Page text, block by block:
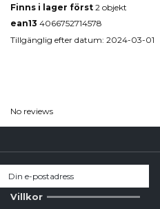
Finns i lager först 2 objekt
ean13 4066752714578
Tillgänglig efter datum: 2024-03-01
No reviews
Villkor